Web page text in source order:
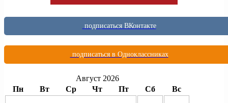
подписаться ВКонтакте
подписаться в Одноклассниках
Август 2026
Пн
Вт Ср Чт Пт Сб Вс